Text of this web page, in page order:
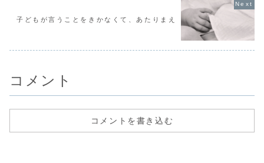
子どもが言うことをきかなくて、あたりまえ
コメント
コメントを書き込む